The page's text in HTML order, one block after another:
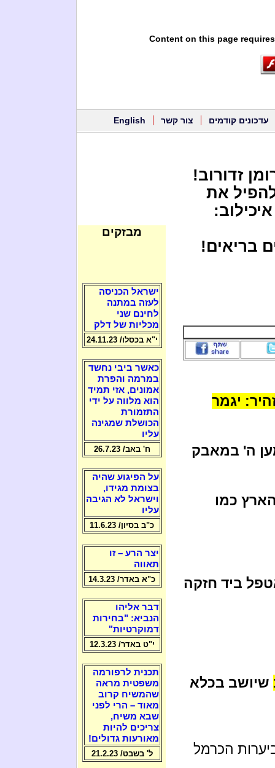
Content on this page
עדכונים קודמים צור קשר English
זדורוב!
את
בריאים!
יגמר
ה' במאבק
כמו
ביד חזקה
שיושב בכלא
הכרמל
מבזקים
ישראל הכניסה
לעזה במתנה
לחינם שני
מכליות של דלק
י"א בכסלו/ 24.11.23
כאשר ביבי נחשד
במרמה והפרת
אמונים, אזי תמיד
הוא מלווה על ידי
התזמורת
הכושלת שמגינה
עליו
ח' באב/ 26.7.23
על הפיגוע שהיה
בצומת מגידו,
וישראל לא הגיבה
עליו
כ"ב בסיון/ 11.6.23
יצר הרע – זו
תאווה
כ"א באדר/ 14.3.23
דבר אליהו
הנביא: "בחירות
דמוקרטיות"
י"ט באדר/ 12.3.23
תכנית לרפורמה
משפטית מראה
שהמשיח קרוב
מאוד – הרי לפני
שבא משיח,
צריכים להיות
מאורעות גדולים!
ל' בשבט/ 21.2.23